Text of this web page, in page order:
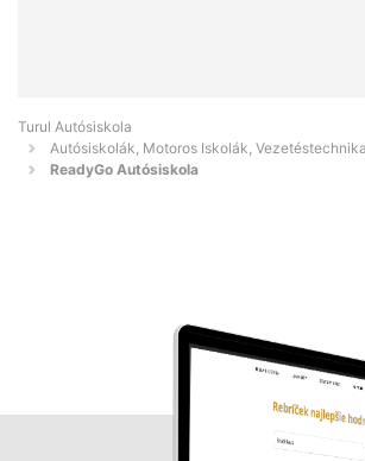
Turul Autósiskola
Autósiskolák, Motoros Iskolák,
ReadyGo Autósiskola